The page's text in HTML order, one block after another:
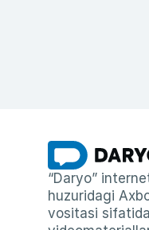
“Daryo”
huzuridagi
vositasi